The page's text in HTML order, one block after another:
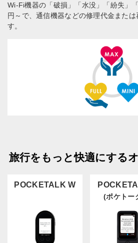
Wi-Fi機器の「破損」「水没」「紛失」
円～で、通信機器などの修理代金また
す。
旅行をもっと快適にする
POCKETALK W
(ポケトー